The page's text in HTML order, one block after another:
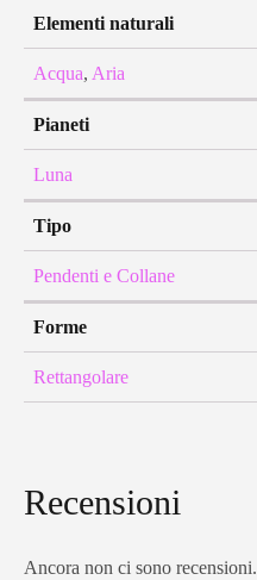
Elementi naturali
Acqua, Aria
Pianeti
Luna
Tipo
Pendenti e Collane
Forme
Rettangolare
Recensioni
Ancora non ci sono recensioni.